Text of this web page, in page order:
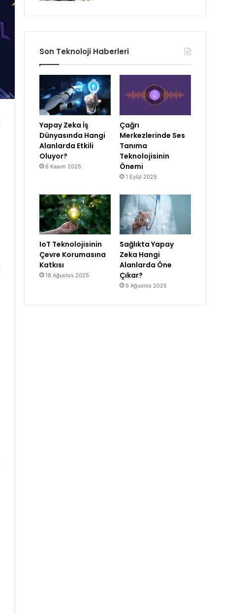
Son Teknoloji Haberleri
Yapay Zeka İş
Dünyasında Hangi
Alanlarda Etkili
Oluyor?
6 Kasım 2025
Çağrı
Merkezlerinde Ses
Tanıma
Teknolojisinin
Önemi
1 Eylül 2025
IoT Teknolojisinin
Çevre Korumasına
Katkısı
18 Ağustos 2025
Sağlıkta Yapay
Zeka Hangi
Alanlarda Öne
Çıkar?
5 Ağustos 2025